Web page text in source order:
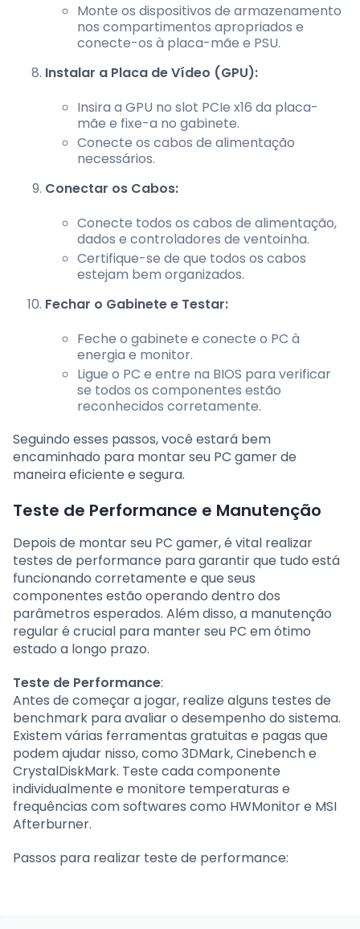
Monte os dispositivos de armazenamento
nos compartimentos apropriados e
conecte-os à placa-mãe e PSU.
Instalar a Placa de Vídeo (GPU):
Insira a GPU no slot PCIe x16 da placa-
mãe e fixe-a no gabinete.
Conecte os cabos de alimentação
necessários.
Conectar os Cabos:
Conecte todos os cabos de alimentação,
dados e controladores de ventoinha.
Certifique-se de que todos os cabos
estejam bem organizados.
Fechar o Gabinete e Testar:
Feche o gabinete e conecte o PC à
energia e monitor.
Ligue o PC e entre na BIOS para verificar
se todos os componentes estão
reconhecidos corretamente.
Seguindo esses passos, você estará bem
encaminhado para montar seu PC gamer de
maneira eficiente e segura.
Teste de Performance e Manutenção
Depois de montar seu PC gamer, é vital realizar
testes de performance para garantir que tudo está
funcionando corretamente e que seus
componentes estão operando dentro dos
parâmetros esperados. Além disso, a manutenção
regular é crucial para manter seu PC em ótimo
estado a longo prazo.
Teste de Performance:
Antes de começar a jogar, realize alguns testes de
benchmark para avaliar o desempenho do sistema.
Existem várias ferramentas gratuitas e pagas que
podem ajudar nisso, como 3DMark, Cinebench e
CrystalDiskMark. Teste cada componente
individualmente e monitore temperaturas e
frequências com softwares como HWMonitor e MSI
Afterburner.
Passos para realizar teste de performance: